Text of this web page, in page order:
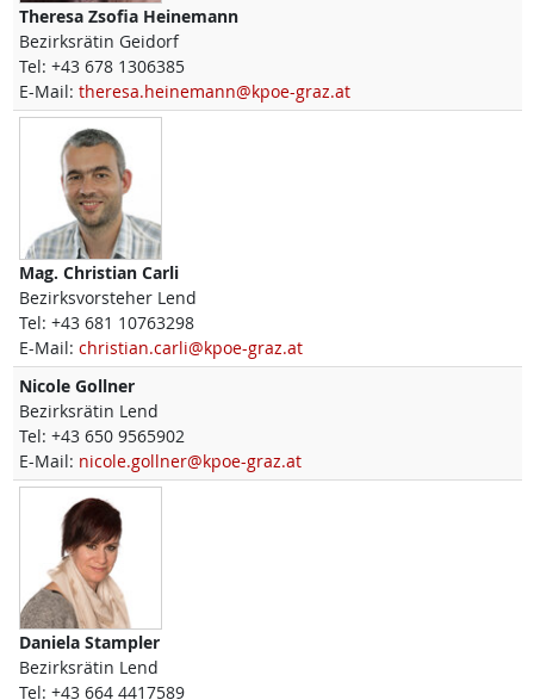
Theresa Zsofia Heinemann
Bezirksrätin Geidorf
Tel: +43 678 1306385
E-Mail: theresa.heinemann@kpoe-graz.at
Mag. Christian Carli
Bezirksvorsteher Lend
Tel: +43 681 10763298
E-Mail: christian.carli@kpoe-graz.at
Nicole Gollner
Bezirksrätin Lend
Tel: +43 650 9565902
E-Mail: nicole.gollner@kpoe-graz.at
Daniela Stampler
Bezirksrätin Lend
Tel: +43 664 4417589